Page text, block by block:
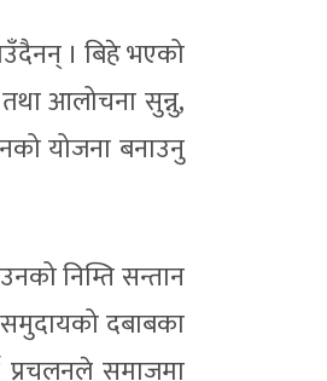
। बिहे भएको
तथा आलोचना सुन्नु,
योजना बनाउनु
निम्ति सन्तान
दबाबका
प्रचलनले समाजमा